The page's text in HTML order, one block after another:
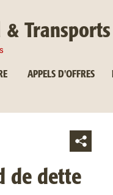
Transports
APPELS D'OFFRES
de dette